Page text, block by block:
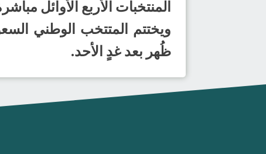
المنتخبات الأربع الأوائل
ظُهر بعد غدٍ الأحد.